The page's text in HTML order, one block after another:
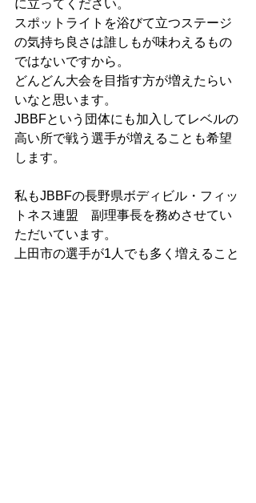
に立ってください。
スポットライトを浴びて立つステージ
の気持ち良さは誰しもが味わえるもの
ではないですから。
どんどん大会を目指す方が増えたらい
いなと思います。
JBBFという団体にも加入してレベルの
高い所で戦う選手が増えることも希望
します。
私もJBBFの長野県ボディビル・フィッ
トネス連盟　副理事長を務めさせてい
ただいています。
上田市の選手が1人でも多く増えること